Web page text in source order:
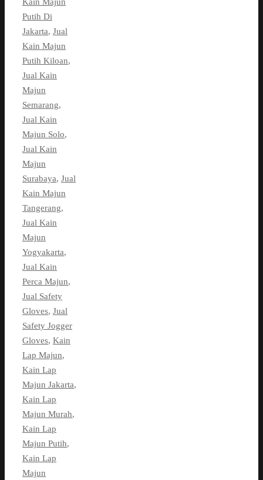
Putih Di
Jakarta, Jual
Kain Majun
Putih Kiloan,
Jual Kain
Majun
Semarang,
Jual Kain
Majun Solo,
Jual Kain
Majun
Surabaya, Jual
Kain Majun
Tangerang,
Jual Kain
Majun
Yogyakarta,
Jual Kain
Perca Majun,
Jual Safety
Gloves, Jual
Safety Jogger
Gloves, Kain
Lap Majun,
Kain Lap
Majun Jakarta,
Kain Lap
Majun Murah,
Kain Lap
Majun Putih,
Kain Lap
Majun